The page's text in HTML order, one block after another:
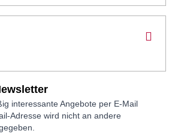
interessante Angebote per E-Mail
Adresse wird nicht an andere